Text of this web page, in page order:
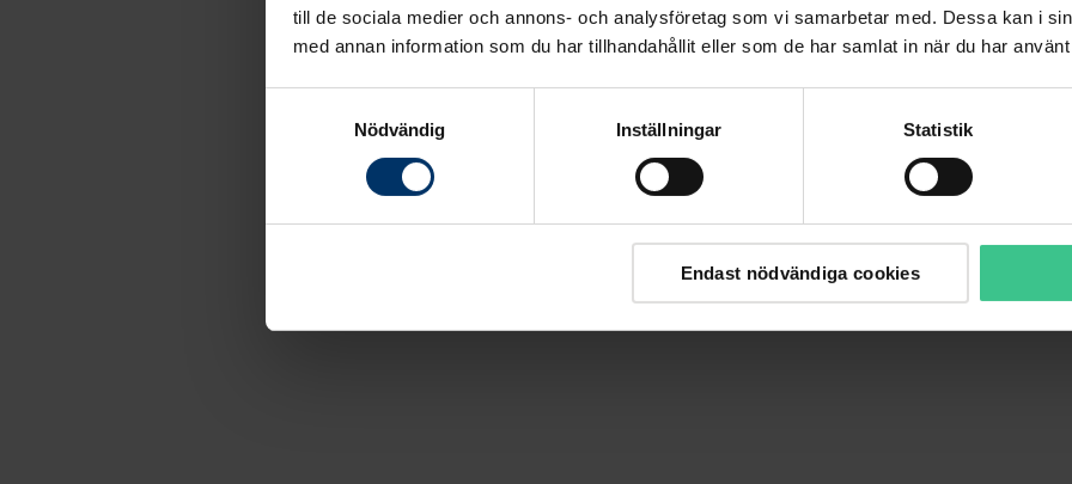
till de sociala medier och annons- och analysföretag som vi samarbetar med. Dessa kan i
med annan information som du har tillhandahållit eller som de har samlat in när du har
Nödvändig
Inställningar Statistik
Endast nödvändiga cookies